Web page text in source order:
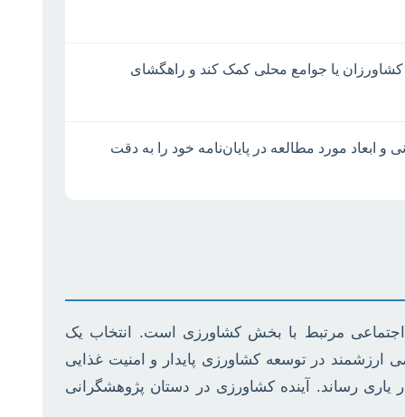
کشاورزان یا جوامع محلی کمک کند و راهگشای
ابعاد مورد مطالعه در پایان‌نامه خود را به دقت
اجتماعی مرتبط با بخش کشاورزی است. انتخاب یک
ارزشمند در توسعه کشاورزی پایدار و امنیت غذایی
یاری رساند. آینده کشاورزی در دستان پژوهشگرانی